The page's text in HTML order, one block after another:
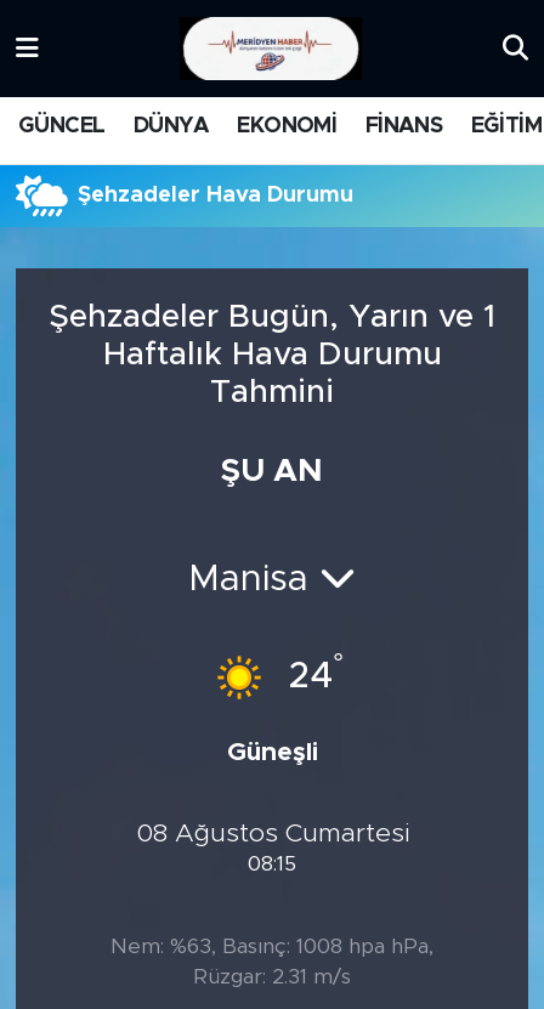
GÜNCEL DÜNYA EKONOMİ FİNANS EĞİTİM
Şehzadeler Hava Durumu
Şehzadeler Bugün, Yarın ve 1
Haftalık Hava Durumu
Tahmini
ŞU AN
Manisa
24°
Güneşli
08 Ağustos Cumartesi
08:15
Nem: %63, Basınç: 1008 hpa hPa,
Rüzgar: 2.31 m/s
FİNANS
BİLİM-TEKNOLOJİ
DİNİ
Süper Lig Puan Durumu ve Fikstür
Tüm Manşetler
Son Dakika Haberleri